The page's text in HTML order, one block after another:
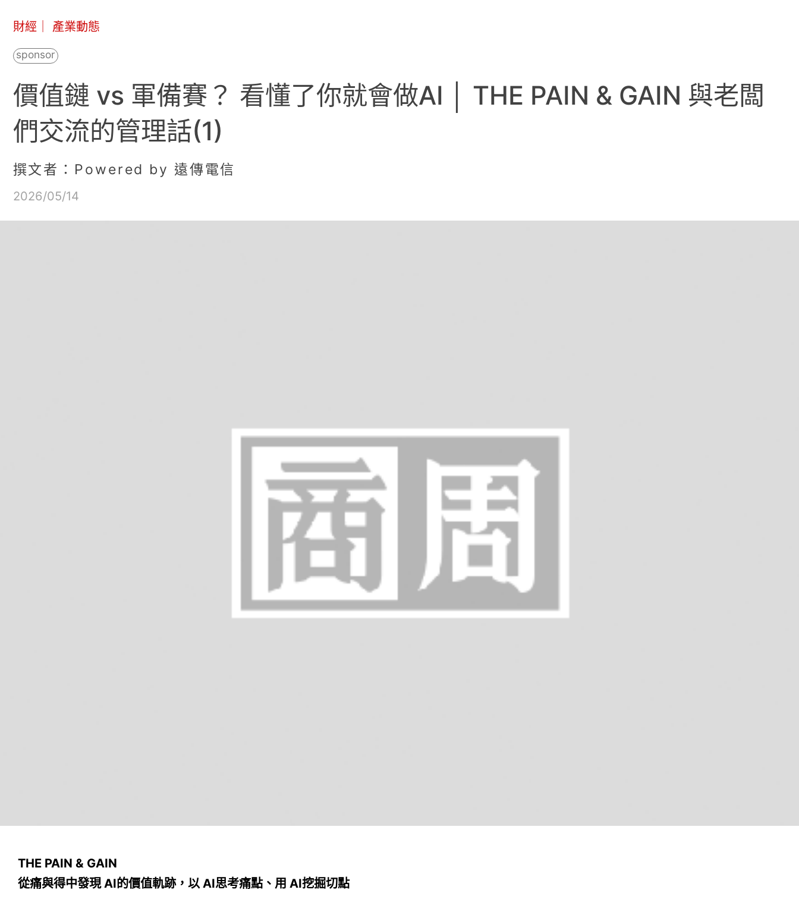
財經 產業動態
價值鏈 vs 軍備賽？ 看懂了你就會做AI │ THE PAIN & GAIN 與老闆
們交流的管理話(1)
撰文者：Powered by 遠傳電信
2026/05/14
THE PAIN & GAIN
從痛與得中發現 AI的價值軌跡，以 AI思考痛點、用 AI挖掘切點